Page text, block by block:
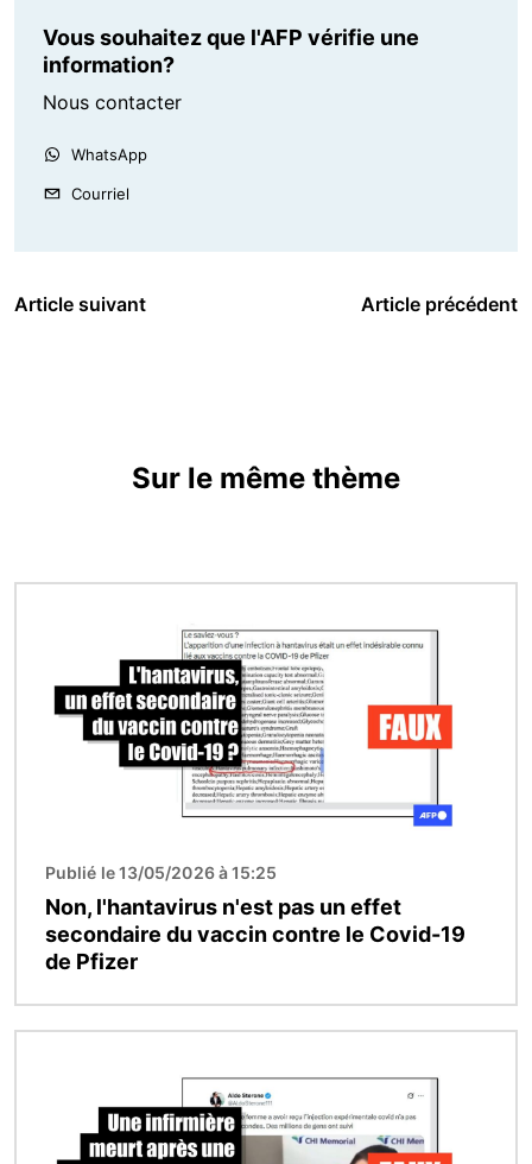
Vous souhaitez que l'AFP vérifie une
information?
Nous contacter
WhatsApp
Courriel
Article suivant Article précédent
Sur le même thème
Publié le 13/05/2026 à 15:25
Non, l'hantavirus n'est pas un effet
secondaire du vaccin contre le Covid-19
de Pfizer